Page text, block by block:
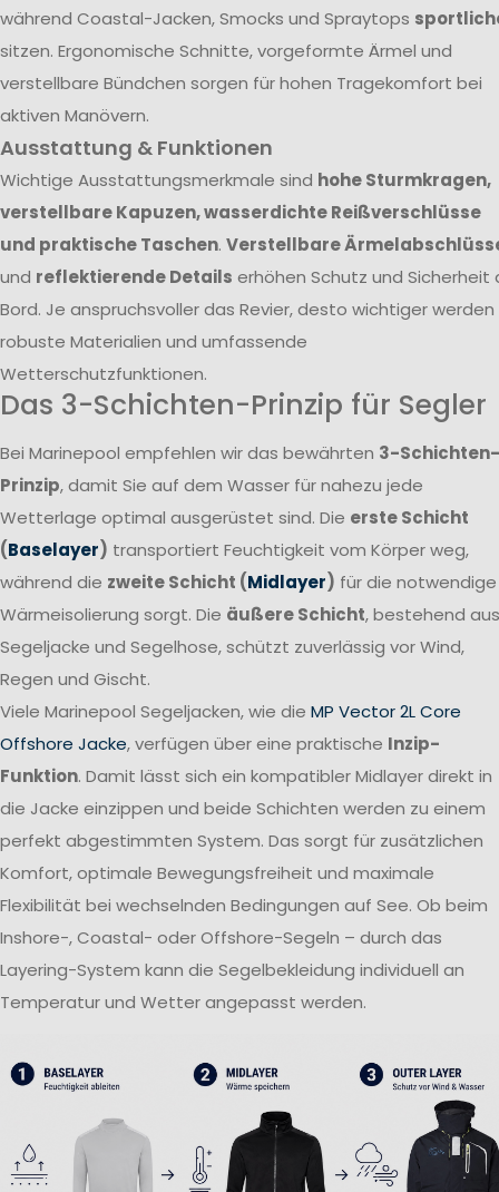
während Coastal-Jacken, Smocks und Spraytops
sitzen. Ergonomische Schnitte, vorgeformte Ärmel und
verstellbare Bündchen sorgen für hohen Tragekomfort bei
aktiven Manövern.
Ausstattung & Funktionen
Wichtige Ausstattungsmerkmale sind hohe Sturmkragen,
verstellbare Kapuzen, wasserdichte Reißverschlüsse
und praktische Taschen. Verstellbare
und reflektierende Details erhöhen Schutz und Sicherheit
Bord. Je anspruchsvoller das Revier, desto wichtiger werden
robuste Materialien und umfassende
Wetterschutzfunktionen.
Das 3-Schichten-Prinzip für Segler
Bei Marinepool empfehlen wir das bewährten 3-Schichten-
Prinzip, damit Sie auf dem Wasser für nahezu jede
Wetterlage optimal ausgerüstet sind. Die erste Schicht
(Baselayer) transportiert Feuchtigkeit vom Körper weg,
während die zweite Schicht (Midlayer) für die notwendige
Wärmeisolierung sorgt. Die äußere Schicht, bestehend aus
Segeljacke und Segelhose, schützt zuverlässig vor Wind,
Regen und Gischt.
Viele Marinepool Segeljacken, wie die MP Vector 2L Core
Offshore Jacke, verfügen über eine praktische Inzip-
Funktion. Damit lässt sich ein kompatibler Midlayer direkt in
die Jacke einzippen und beide Schichten werden zu einem
perfekt abgestimmten System. Das sorgt für zusätzlichen
Komfort, optimale Bewegungsfreiheit und maximale
Flexibilität bei wechselnden Bedingungen auf See. Ob beim
Inshore-, Coastal- oder Offshore-Segeln – durch das
Layering-System kann die Segelbekleidung individuell an
Temperatur und Wetter angepasst werden.